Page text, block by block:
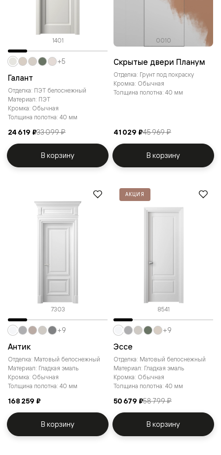
1401
Галант
Отделка: ПЭТ белоснежный
Материал: ПЭТ
Кромка: Обычная
Толщина полотна: 40 мм
24 619 ₽33 099 ₽
+5
В корзину
0010
Скрытые двери Планум
Отделка: Грунт под покраску
Кромка: Обычная
Толщина полотна: 40 мм
41 029 ₽45 969 ₽
В корзину
7303
Антик
Отделка: Матовый белоснежный
Материал: Гладкая эмаль
Кромка: Обычная
Толщина полотна: 40 мм
168 259 ₽
+9
В корзину
АКЦИЯ
8541
Эссе
Отделка: Матовый белоснежный
Материал: Гладкая эмаль
Кромка: Обычная
Толщина полотна: 40 мм
50 679 ₽58 799 ₽
+9
В корзину